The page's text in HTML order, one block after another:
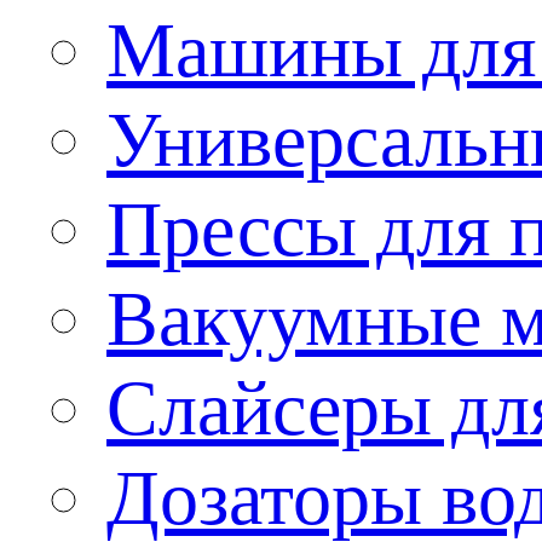
Машины для
Прессы для
Вакуумные
Слайсеры
Дозаторы